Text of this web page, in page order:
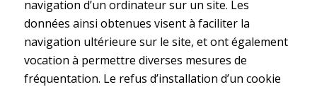
navigation d’un ordinateur sur un site. Les
données ainsi obtenues visent à faciliter la
navigation ultérieure sur le site, et ont également
vocation à permettre diverses mesures de
fréquentation. Le refus d’installation d’un cookie